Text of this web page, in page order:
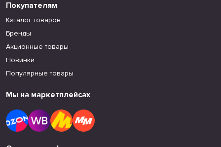
Покупателям
Каталог товаров
Бренды
Акционные товары
Новинки
Популярные товары
Мы на маркетплейсах